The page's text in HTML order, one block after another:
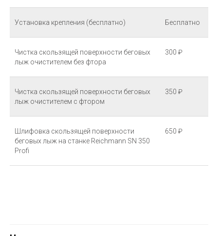
Установка крепления (бесплатно) Бесплатно
Чистка скользящей поверхности беговых
лыж очистителем без фтора
300 ₽
Чистка скользящей поверхности беговых
лыж очистителем с фтором
350 ₽
Шлифовка скользящей поверхности
беговых лыж на станке Reichmann SN 350
Profi
650 ₽